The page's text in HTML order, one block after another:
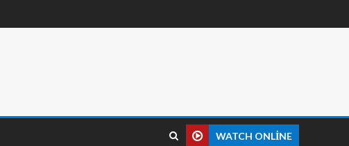
WATCH ONLINE